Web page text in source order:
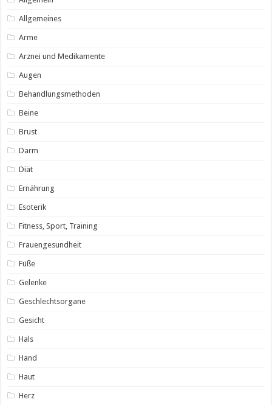
Allgemeines
Arme
Arznei und Medikamente
Augen
Behandlungsmethoden
Beine
Brust
Darm
Diät
Ernährung
Esoterik
Fitness, Sport, Training
Frauengesundheit
Füße
Gelenke
Geschlechtsorgane
Gesicht
Hals
Hand
Haut
Herz